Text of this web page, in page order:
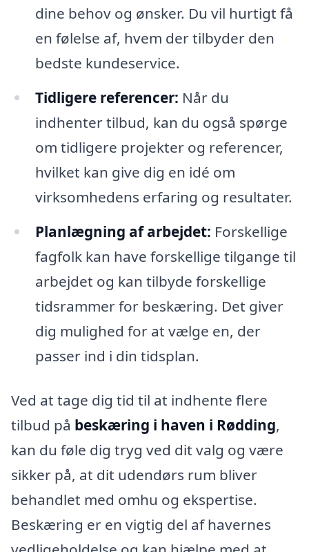
dine behov og ønsker. Du vil hurtigt få
en følelse af, hvem der tilbyder den
bedste kundeservice.
Tidligere referencer: Når du
indhenter tilbud, kan du også spørge
om tidligere projekter og referencer,
hvilket kan give dig en idé om
virksomhedens erfaring og resultater.
Planlægning af arbejdet: Forskellige
fagfolk kan have forskellige tilgange til
arbejdet og kan tilbyde forskellige
tidsrammer for beskæring. Det giver
dig mulighed for at vælge en, der
passer ind i din tidsplan.
Ved at tage dig tid til at indhente flere
tilbud på beskæring i haven i Rødding,
kan du føle dig tryg ved dit valg og være
sikker på, at dit udendørs rum bliver
behandlet med omhu og ekspertise.
Beskæring er en vigtig del af havernes